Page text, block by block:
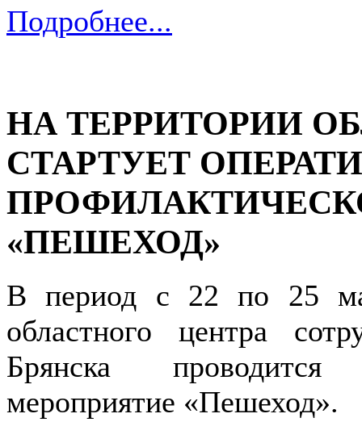
Подробнее...
НА ТЕРРИТОРИИ
СТАРТУЕТ
«ПЕШЕХОД»
В период с 22 по 25
областного центра
Брянска проводится
мероприятие «Пешеход».